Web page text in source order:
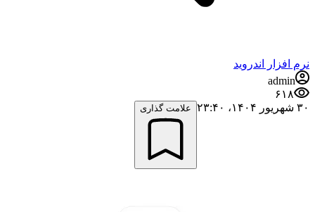
نرم افزار اندروید
admin
۶۱۸
۳۰ شهریور ۱۴۰۴،‏ ۲۳:۴۰
علامت گذاری